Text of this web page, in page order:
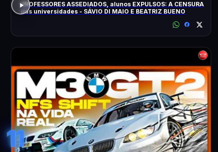
PROFESSORES ASSEDIADOS, alunos EXPULSOS: A CENSURA
nas universidades - SÁVIO DI MAIO E BEATRIZ BUENO
11